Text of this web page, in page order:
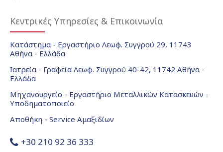
Κεντρικές Υπηρεσίες & Επικοινωνία
Κατάστημα - Εργαστήριο Λεωφ. Συγγρού 29, 11743
Αθήνα - Ελλάδα
Ιατρεία - Γραφεία Λεωφ. Συγγρού 40-42, 11742 Αθήνα -
Ελλάδα
Μηχανουργείο - Εργαστήριο Μεταλλικών Κατασκευών -
Υποδηματοποιείο
Αποθήκη - Service Αμαξιδίων
+30 210 92 36 333